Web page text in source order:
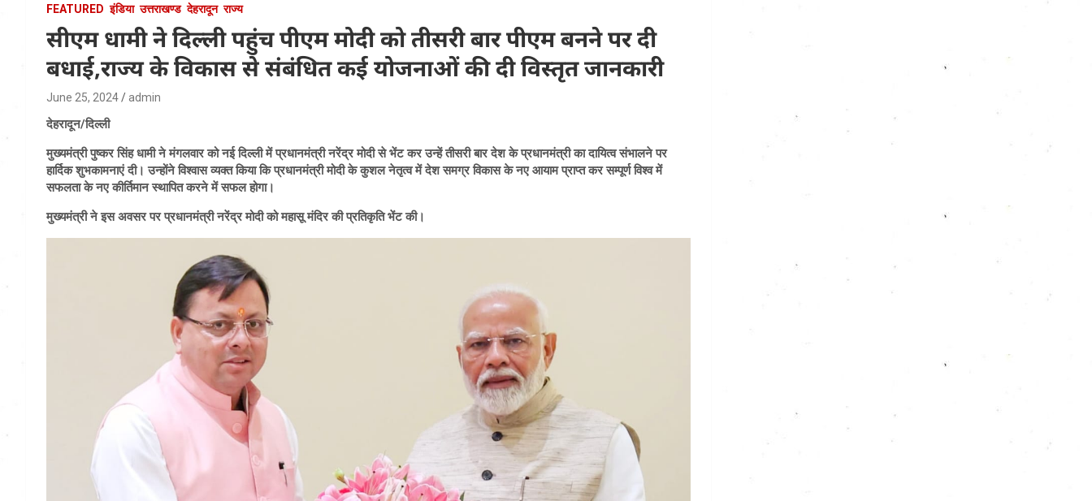
FEATURED इंडिया उत्तराखण्ड देहरादून राज्य
सीएम धामी ने दिल्ली पहुंच पीएम मोदी को तीसरी बार पीएम बनने पर दी
बधाई,राज्य के विकास से संबंधित कई योजनाओं की दी विस्तृत जानकारी
June 25, 2024 admin
देहरादून/दिल्ली
मुख्यमंत्री पुष्कर सिंह धामी ने मंगलवार को नई दिल्ली में प्रधानमंत्री नरेंद्र मोदी से भेंट कर उन्हें तीसरी बार देश के प्रधानमंत्री का दायित्व संभालने पर
हार्दिक शुभकामनाएं दी। उन्होंने विश्वास व्यक्त किया कि प्रधानमंत्री मोदी के कुशल नेतृत्व में देश समग्र विकास के नए आयाम प्राप्त कर सम्पूर्ण विश्व में
सफलता के नए कीर्तिमान स्थापित करने में सफल होगा।
मुख्यमंत्री ने इस अवसर पर प्रधानमंत्री नरेंद्र मोदी को महासू मंदिर की प्रतिकृति भेंट की।